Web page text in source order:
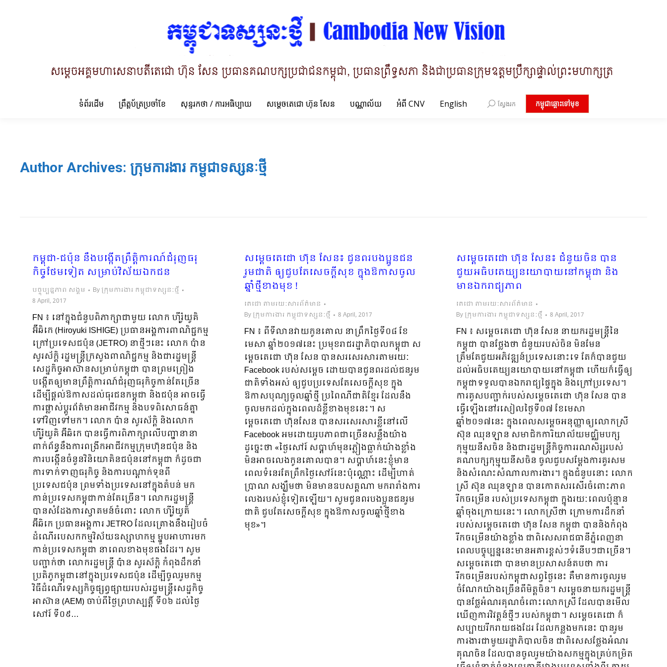
ទំព័រដើម ព្រឹត្តប័ត្រប្រចាំខែ សុន្ទរកថា / ការអធិប្បាយ សម្តេចតេជោ ហ៊ុន សែន បណ្ណាល័យ អំពី CNV English Search:
ស្វែងរក កម្ពុជាឆ្ពោះទៅមុខ
Author Archives: ក្រុមការងារ កម្ពុជាទស្សនៈថ្មី
កម្ពុជា-ជប៉ុន នឹងបង្កើតព្រឹត្តិការណ៍ជំរុញធរុ
កិច្ចថែមទៀត សម្រាប់វិស័យឯកជន
បច្ចុប្បន្នភាព សង្គម By ក្រុមការងារ កម្ពុជាទស្សនៈថ្មី
8 April, 2017
FN ៖ នៅក្នុងជំនួបពិភាក្សាជាមួយ លោក ហ៊ីរ៉ូយូគិ
អ៊ីឆិកេ (Hiroyuki ISHIGE) ប្រធានអង្គការពាណិជ្ជកម្ម
ក្រៅប្រទេសជប៉ុន (JETRO) នាថ្មីៗនេះ លោក ប៉ាន
សូរស័ក្តិ រដ្ឋមន្ត្រីក្រសួងពាណិជ្ជកម្ម និងជារដ្ឋមន្រ្តី
សេដ្ឋកិច្ចអាស៊ានសម្រាប់កម្ពុជា បានព្រមព្រៀង
បង្កើតឲ្យមានព្រឹត្តិការណ៍ជំរុញធរុកិច្ចកាន់តែច្រើន
ដើម្បីផ្តល់ឱកាសដល់ធុរជនកម្ពុជា និងជប៉ុន អាចធ្វើ
ការផ្លាស់ប្តូរព័ត៌មានអាជីវកម្ម និងបទពិសោធន៍គ្នា
ទៅវិញទៅមក។ លោក ប៉ាន សូរស័ក្តិ និងលោក
ហ៊ីរ៉ូយូគិ អ៊ីឆិកេ បានធ្វើការពិភាក្សាលើបញ្ហានានា
ពាក់ព័ន្ធនឹងការពង្រីកអាជីវកម្មក្រុមហ៊ុនជប៉ុន និង
ការបង្កើនចំនួនវិនិយោគិនជប៉ុននៅកម្ពុជា ក៏ដូចជា
ការទាក់ទាញធរុកិច្ច និងការបណ្តាក់ទុនពី
ប្រទេសជប៉ុន ព្រមទាំងប្រទេសនៅក្នុងតំបន់ មក
កាន់ប្រទេសកម្ពុជាកាន់តែច្រើន។ លោករដ្ឋមន្រ្តី
បានសំដែងការស្វាគមន៍ចំពោះ លោក ហ៊ីរ៉ូយូគិ
អ៊ីឆិកេ ប្រធានអង្គការ JETRO ដែលគ្រោងនឹងរៀបចំ
ដំណើរបេសកកម្មវិស័យឧស្សាហកម្ម ម្ហួបអាហារមក
កាន់ប្រទេសកម្ពុជា នាពេលខាងមុខផងដែរ។ សូម
បញ្ជាក់ថា លោករដ្ឋមន្ត្រី ប៉ាន សូរស័ក្តិ កំពុងដឹកនាំ
ប្រតិភូកម្ពុជានៅក្នុងប្រទេសជប៉ុន ដើម្បីចូលរួមកម្ម
វិធីដំណើរទស្សកិច្ចផ្សព្វផ្សាយរបស់រដ្ឋមន្ត្រីសេដ្ឋកិច្ច
អាស៊ាន (AEM) ចាប់ពីថ្ងៃព្រហស្បត្តិ៍ ទី០៦ ដល់ថ្ងៃ
សៅរ៍ ទី០៩…
សម្តេចតេជោ ហ៊ុន សែន៖ ជូនពរបងប្អូនជន
រួមជាតិ ឲ្យជួបតែសេចក្តីសុខ ក្នុងឱកាសចូល
ឆ្នាំថ្មីខាងមុខ !
តេជោ តាមរយៈសារព័ត៌មាន
By ក្រុមការងារ កម្ពុជាទស្សនៈថ្មី 8 April, 2017
FN ៖ ពីទីលានវាយកូនគោល នាព្រឹកថ្ងៃទី០៨ ខែ
មេសា ឆ្នាំ២០១៧នេះ​ ប្រមុខរាជរដ្ឋាភិបាលកម្ពុជា ស
ម្តេចតេជោ ហ៊ុន សែន បានសរសេរសារតាមរយៈ
Facebook របស់សម្តេច ដោយបានជូនពរដល់ជនរួម
ជាតិទាំងអស់ ឲ្យជួបប្រទេសតែសេចក្តីសុខ ក្នុង
ឱកាសបុណ្យចូលឆ្នាំថ្មី ប្រពៃណីជាតិខ្មែរ ដែលនឹង
ចូលមកដល់ក្នុងពេលដ៏ខ្លីខាងមុខនេះ។ ស
ម្តេចតេជោ ហ៊ុនសែន បានសរសេរសារខ្លីនៅលើ
Facebook អមដោយរូបភាពជាច្រើនសន្លឹងយ៉ាង
ដូច្នេះថា «ថ្ងៃសៅរ៍ សប្តាហ៍មុនភ្លៀងធ្លាក់យ៉ាងខ្លាំង
មិនអាចលេងកូនគោលបាន។ សប្តាហ៍នេះខ្ញុំមាន
ពេលទំនេរតែព្រឹកថ្ងៃសៅរ៍នេះប៉ុណ្ណោះ ដើម្បីហាត់
ប្រាណ សង្ឃឹមថា មិនមានឧបសគ្គណា មករារាំងការ
លេងរបស់ខ្ញុំទៀតឡើយ។ សូមជូនពរបងប្អូនជនរួម
ជាតិ ជួបតែសេចក្តីសុខ ក្នុងឱកាសចូលឆ្នាំថ្មីខាង
មុខ»។
សម្តេចតេជោ ហ៊ុន សែន៖ ជំនួយចិន បាន
ជួយអធិបតេយ្យនយោបាយនៅកម្ពុជា និង
មានឯករាជ្យភាព
តេជោ តាមរយៈសារព័ត៌មាន
By ក្រុមការងារ កម្ពុជាទស្សនៈថ្មី 8 April, 2017
FN ៖ សម្តេចតេជោ ហ៊ុន សែន នាយករដ្ឋមន្រ្តីនៃ
កម្ពុជា បានថ្លែងថា ជំនួយរបស់ចិន មិនមែន
ត្រឹមតែជួយអភិវឌ្ឍន៍ប្រទេសនោះទេ តែក៏បានជួយ
ដល់អធិបតេយ្យនយោបាយនៅកម្ពុជា ហើយក៏ធ្វើឲ្យ
កម្ពុជាទទួលបានឯករាជ្យផ្ទៃក្នុង និងក្រៅប្រទេស។
ការគូសបញ្ជាក់របស់សម្តេចតេជោ ហ៊ុន សែន បាន
ធ្វើឡើងនៅរសៀលថ្ងៃទី០៧ ខែមេសា
ឆ្នាំ២០១៧នេះ ក្នុងពេលសម្តេចអនុញ្ញាឲ្យលោកស្រី
ស៊ុន ឈុនឡាន សមាជិកការិយាល័យមជ្ឈិមបក្ស
កុម្មុយនីសចិន និងជារដ្ឋមន្ត្រីកិច្ចការរណសិរ្សរបស់
គណបក្សកុម្មុយនីសចិន ចូលជួបសម្តែងការគួរសម
និងសំណេះសំណាលការងារ។ ក្នុងជំនួបនោះ លោក
ស្រី ស៊ុន ឈុនឡាន បានកោតសរសើរចំពោះភាព
រីកចម្រើន​ របស់ប្រទេសកម្ពុជា ក្នុងរយៈពេលប៉ុន្មាន
ឆ្នាំចុងក្រោយនេះ។ លោកស្រីថា ក្រោមការដឹកនាំ
របស់សម្តេចតេជោ ហ៊ុន សែន កម្ពុជា បាននិងកំពុង
រីកចម្រើនយ៉ាងខ្លាំង ជាពិសេសរាជធានីភ្នំពេញនា
ពេលបច្ចុប្បន្ននេះមានអគារខ្ពស់ៗទំនើបៗជាច្រើន។
សម្តេចតេជោ បានមានប្រសាសន៍តបថា ការ
រីកចម្រើនរបស់កម្ពុជាសព្វថ្ងៃនេះ គឺមានការចូលរួម
ចំណែកយ៉ាងច្រើនពីមិត្តចិន។ សម្តេចនាយករដ្ឋមន្រ្តី
បានថ្លែអំណរគុណចំពោះលោកស្រី ដែលបានមើល
ឃើញការវិវត្តន៍ថ្មីៗ របស់កម្ពុជា។ សម្តេចតេជោ ក៏
សប្បាយរីករាយផងដែរ ដែលកន្លងមកនេះ បានរួម
ការងារជាមួយរដ្ឋាភិបាលចិន ជាពិសេសថ្លែងអំណរ
គុណចិន ដែលបានចូលរួមយ៉ាងសកម្មក្នុងគ្រប់កម្រិត